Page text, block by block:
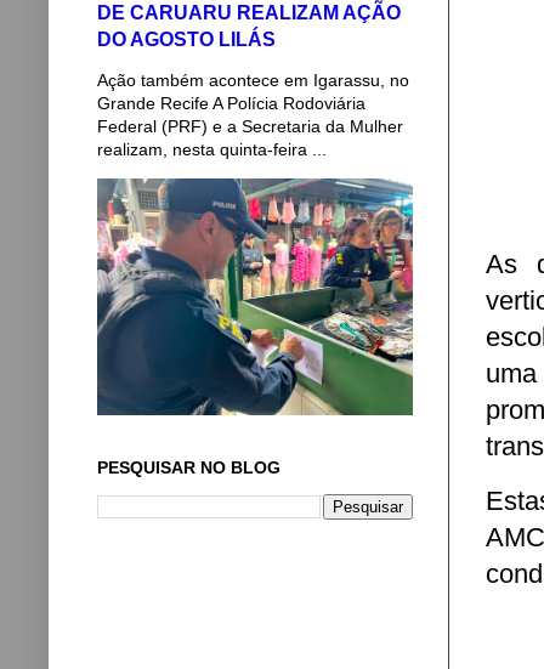
As
DE CARUARU REALIZAM AÇÃO
DO AGOSTO LILÁS
Ação também acontece em Igarassu, no
Grande Recife A Polícia Rodoviária
Federal (PRF) e a Secretaria da Mulher
realizam, nesta quinta-feira ...
PESQUISAR NO BLOG